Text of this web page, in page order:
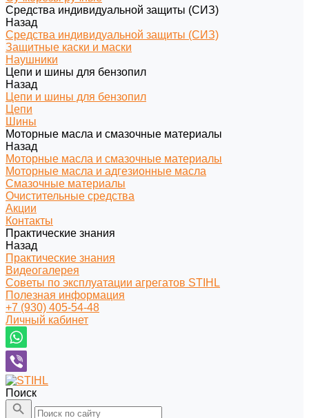
Средства индивидуальной защиты (СИЗ)
Назад
Средства индивидуальной защиты (СИЗ)
Защитные каски и маски
Наушники
Цепи и шины для бензопил
Назад
Цепи и шины для бензопил
Цепи
Шины
Моторные масла и смазочные материалы
Назад
Моторные масла и смазочные материалы
Моторные масла и адгезионные масла
Смазочные материалы
Очистительные средства
Акции
Контакты
Практические знания
Назад
Практические знания
Видеогалерея
Советы по эксплуатации агрегатов STIHL
Полезная информация
+7 (930) 405-54-48
Личный кабинет
Поиск